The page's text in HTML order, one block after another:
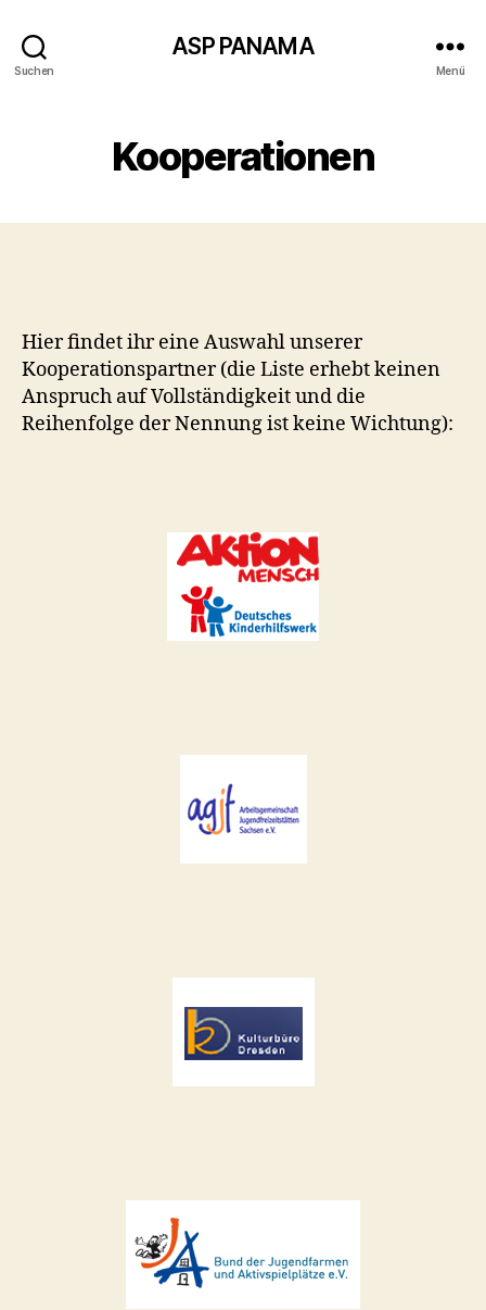
Suchen
ASP PANAMA
Menü
Kooperationen
Hier findet ihr eine Auswahl unserer
Kooperationspartner (die Liste erhebt keinen
Anspruch auf Vollständigkeit und die
Reihenfolge der Nennung ist keine Wichtung):